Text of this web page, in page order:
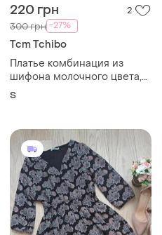
220 грн 2
300 грн -27%
Tcm Tchibo
Платье комбинация из
шифона молочного цвета,
двухслойное,обхват
бретели регулируются, стан
отличный
S